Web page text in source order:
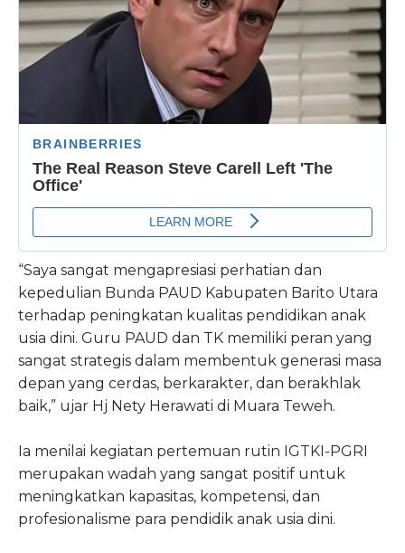
“Saya sangat mengapresiasi perhatian dan
kepedulian Bunda PAUD Kabupaten Barito Utara
terhadap peningkatan kualitas pendidikan anak
usia dini. Guru PAUD dan TK memiliki peran yang
sangat strategis dalam membentuk generasi masa
depan yang cerdas, berkarakter, dan berakhlak
baik,” ujar Hj Nety Herawati di Muara Teweh.
Ia menilai kegiatan pertemuan rutin IGTKI-PGRI
merupakan wadah yang sangat positif untuk
meningkatkan kapasitas, kompetensi, dan
profesionalisme para pendidik anak usia dini.